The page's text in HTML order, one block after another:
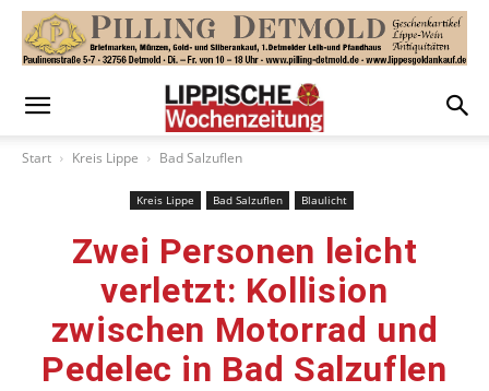
Start Kreis Lippe Bad Salzuflen
Kreis Lippe Bad Salzuflen Blaulicht
Zwei Personen leicht
verletzt: Kollision
zwischen Motorrad und
Pedelec in Bad Salzuflen